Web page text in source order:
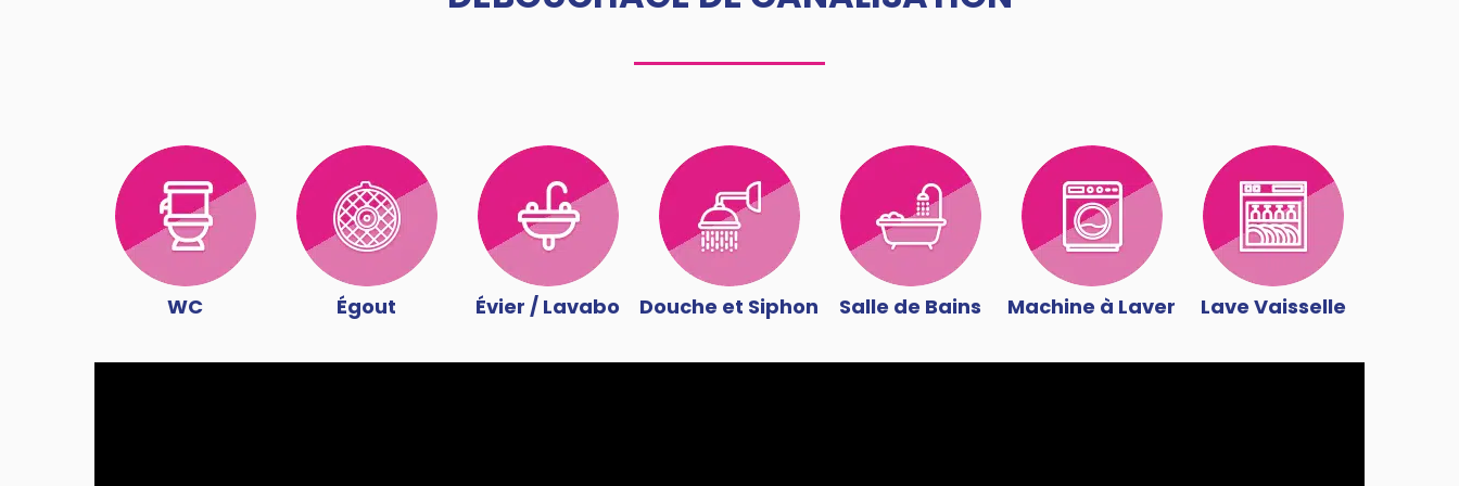
WC Égout Évier / Lavabo Douche et Siphon Salle de Bains Machine à Laver Lave Vaisselle